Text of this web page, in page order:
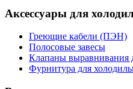
Аксессуары для
Греющие кабели (ПЭН)
Полосовые завесы
Клапаны выравнивания
Фурнитура для